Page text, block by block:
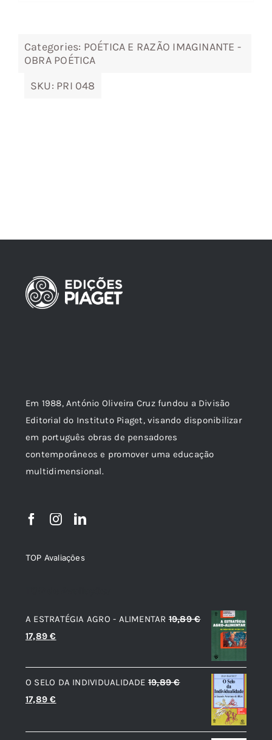
Categories: POÉTICA E RAZÃO IMAGINANTE -
OBRA POÉTICA
SKU: PRI 048
Em 1988, António Oliveira Cruz fundou a Divisão
Editorial do Instituto Piaget, visando disponibilizar
em português obras de pensadores
contemporâneos e promover uma educação
multidimensional.
TOP Avaliações
A ESTRATÉGIA AGRO - ALIMENTAR 19,89€
O
original
era:
19,89 €.
17,89€
atual
é:
17,89 €.
O SELO DA INDIVIDUALIDADE 19,89€
O
original
17,89€
atual